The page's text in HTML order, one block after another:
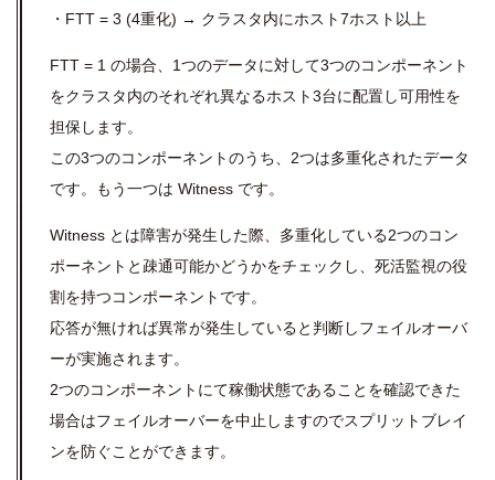
・FTT = 3 (4重化) → クラスタ内にホスト7ホスト以上
FTT = 1 の場合、1つのデータに対して3つのコンポーネント
をクラスタ内のそれぞれ異なるホスト3台に配置し可用性を
担保します。
この3つのコンポーネントのうち、2つは多重化されたデータ
です。もう一つは Witness です。
Witness とは障害が発生した際、多重化している2つのコン
ポーネントと疎通可能かどうかをチェックし、死活監視の役
割を持つコンポーネントです。
応答が無ければ異常が発生していると判断しフェイルオーバ
ーが実施されます。
2つのコンポーネントにて稼働状態であることを確認できた
場合はフェイルオーバーを中止しますのでスプリットブレイ
ンを防ぐことができます。